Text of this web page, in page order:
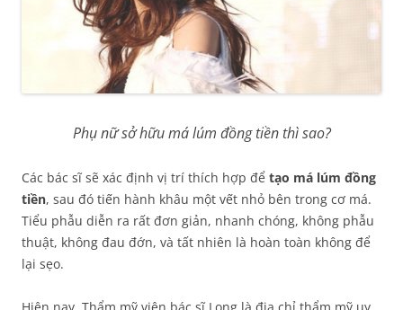
Phụ nữ sở hữu má lúm đồng tiền thì sao?
Các bác sĩ sẽ xác định vị trí thích hợp để tạo má lúm đồng
tiền, sau đó tiến hành khâu một vết nhỏ bên trong cơ má.
Tiểu phẫu diễn ra rất đơn giản, nhanh chóng, không phẫu
thuật, không đau đớn, và tất nhiên là hoàn toàn không để
lại sẹo.
Hiện nay, Thẩm mỹ viện bác sĩ Long là địa chỉ thẩm mỹ uy